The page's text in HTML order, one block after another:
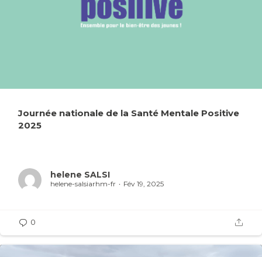
Journée nationale de la Santé Mentale Positive
2025
helene SALSI
helene-salsiarhm-fr Fév 19, 2025
0